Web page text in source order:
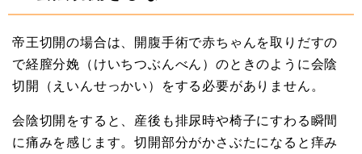
帝王切開の場合は、開腹手術で赤ちゃんを取りだすの
で経膣分娩（けいちつぶんべん）のときのように会陰
切開（えいんせっかい）をする必要がありません。
会陰切開をすると、産後も排尿時や椅子にすわる瞬間
に痛みを感じます。切開部分がかさぶたになると痒み